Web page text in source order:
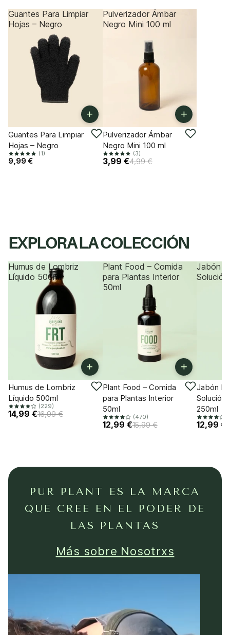
Guantes Para Limpiar
Hojas – Negro
+
Guantes Para Limpiar
Hojas – Negro
(1)
9,99 €
Pulverizador Ámbar
Negro Mini 100 ml
-20%
+
Pulverizador Ámbar
Negro Mini 100 ml
(3)
3,99 €4,99 €
EXPLORA LA COLECCIÓN
Humus de Lombriz
Líquido 500ml
-11%
+
Humus de Lombriz
Líquido 500ml
(229)
14,99 €16,99 €
Plant Food – Comida
para Plantas Interior
50ml
-18%
+
Plant Food – Comida
para Plantas Interior
50ml
(470)
12,99 €15,99 €
Jabón
-18%
Jabón
Solución
250ml
12,99 €
PUR PLANT ES LA MARCA
QUE CREE EN EL PODER DE
LAS PLANTAS
Más sobre Nosotrxs